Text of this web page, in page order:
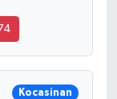
Kocasinan